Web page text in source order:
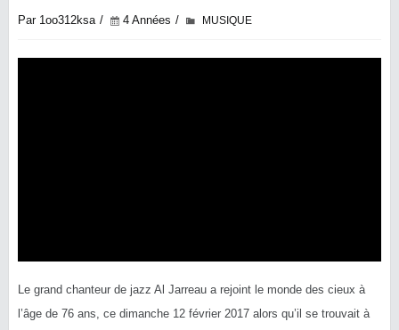
Par 1oo312ksa 4 Années MUSIQUE
Le grand chanteur de jazz Al Jarreau a rejoint le monde des cieux à
l’âge de 76 ans, ce dimanche 12 février 2017 alors qu’il se trouvait à